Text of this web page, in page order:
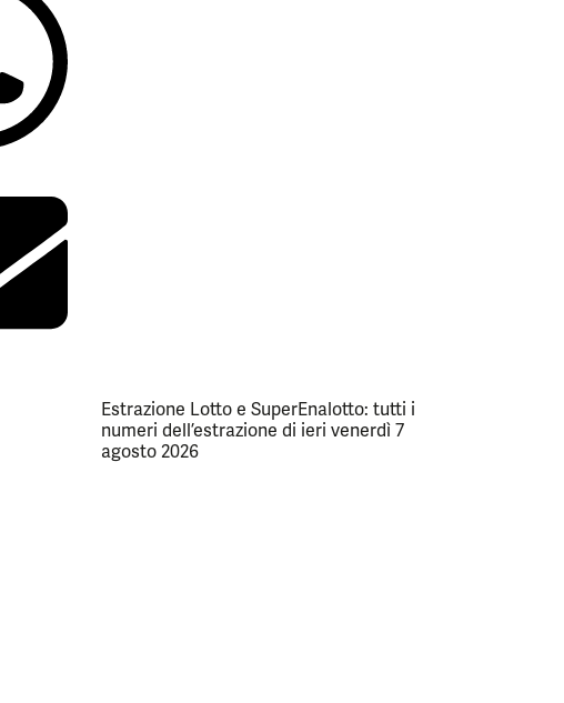
Estrazione Lotto e SuperEnalotto: tutti i
numeri dell’estrazione di ieri venerdì 7
agosto 2026